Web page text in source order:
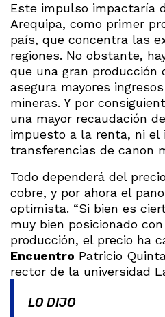
Este impulso impactaría
Arequipa, como primer
país, que concentra las
regiones. No obstante,
que una gran producción
asegura mayores
mineras. Y por
una mayor recaudación
impuesto a la renta, ni el
transferencias de canon
Todo dependerá del
cobre, y por ahora el
optimista. “Si bien es
muy bien posicionado
producción, el precio ha
Encuentro Patricio
rector de la universidad
LO DIJO